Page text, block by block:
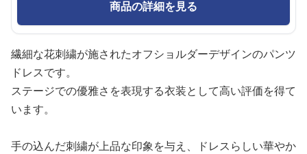
商品の詳細を見る
繊細な花刺繍が施されたオフショルダーデザインのパンツ
ドレスです。
ステージでの優雅さを表現する衣装として高い評価を得て
います。
手の込んだ刺繍が上品な印象を与え、ドレスらしい華やか